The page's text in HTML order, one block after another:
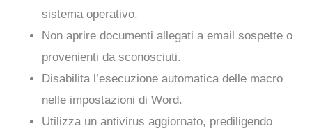
sistema operativo.
Non aprire documenti allegati a email sospette o
provenienti da sconosciuti.
Disabilita l’esecuzione automatica delle macro
nelle impostazioni di Word.
Utilizza un antivirus aggiornato, prediligendo